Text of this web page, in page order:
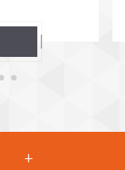
+